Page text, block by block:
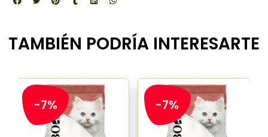
TAMBIÉN PODRÍA INTERESARTE
-7% -7%